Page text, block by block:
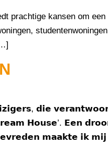
prachtige kansen om
𝗱𝗶𝗲
𝗛𝗼𝘂𝘀𝗲’. 𝗘𝗲𝗻
𝗺𝗮𝗮𝗸𝘁𝗲 𝗶𝗸